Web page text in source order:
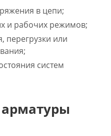
в цепи;
и рабочих режимов;
перегрузки или
систем